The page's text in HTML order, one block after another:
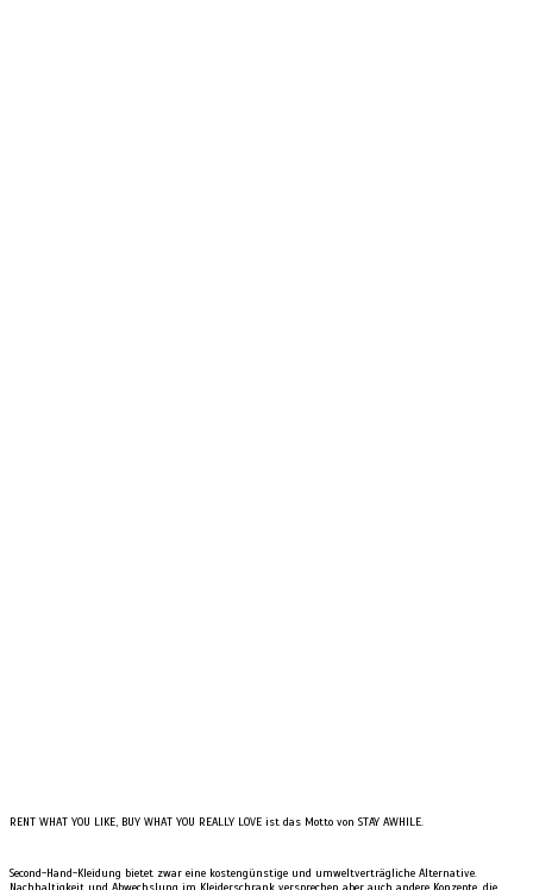
RENT WHAT YOU LIKE, BUY WHAT YOU REALLY LOVE ist das Motto von STAY AWHILE.
Second-Hand-Kleidung bietet zwar eine kostengünstige und umweltverträgliche Alternative.